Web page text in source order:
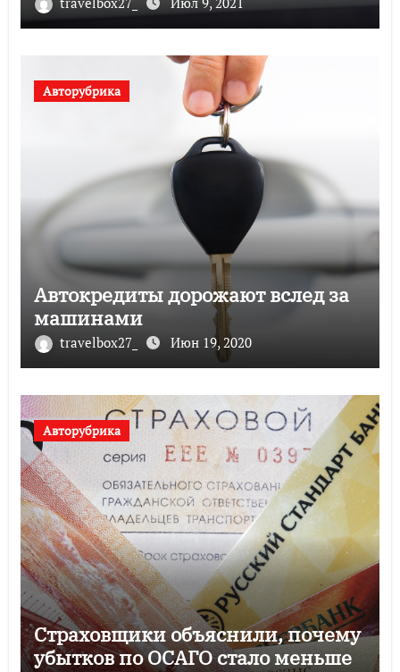
Авторубрика
Автокредиты дорожают вслед за
машинами
travelbox27_ Июн 19, 2020
Авторубрика
Страховщики объяснили, почему
убытков по ОСАГО стало меньше